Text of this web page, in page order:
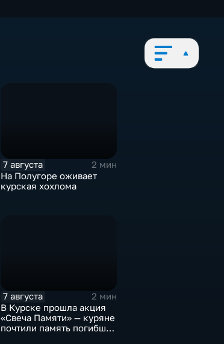
7 августа
2 мин
На Полугоре оживает
курская хохлома
7 августа
2 мин
В Курске прошла акция
«Свеча Памяти» — куряне
почтили память погибших